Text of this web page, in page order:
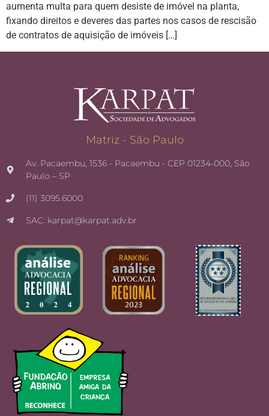
aumenta multa para quem desiste de imóvel na planta,
fixando direitos e deveres das partes nos casos de rescisão
de contratos de aquisição de imóveis […]
Matriz - São Paulo
Av. Pacaembu, 1536 - Pacaembu - CEP 01234-000, São
Paulo – SP
(11) 3095.6000
SAC: karpat@karpat.adv.br